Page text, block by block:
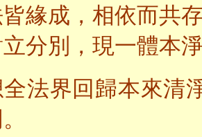
緣成，相依而共
分別，現一體本
法界回歸本來清